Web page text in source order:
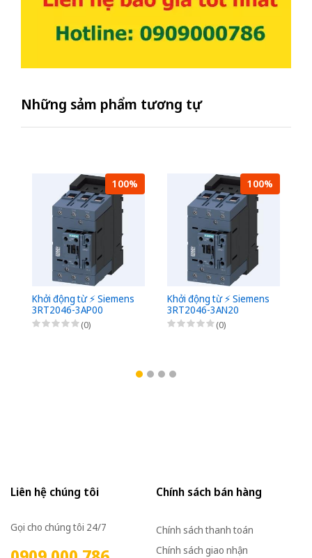
Những sảm phẩm tương tự
100%
Khởi động từ ⚡️ Siemens
3RT2046-3AP00
(0)
100%
Khởi động từ ⚡️ Siemens
3RT2046-3AN20
(0)
Liên hệ chúng tôi
Gọi cho chúng tôi 24/7
Chính sách bán hàng
Chính sách thanh toán
Chính sách giao nhận